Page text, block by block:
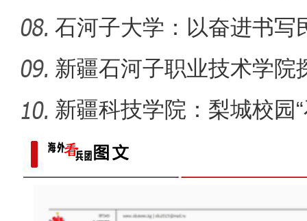
石河子大学：以奋进书写
新疆石河子职业技术学院
同体意
新疆科技学院：梨城校园
绘“同心